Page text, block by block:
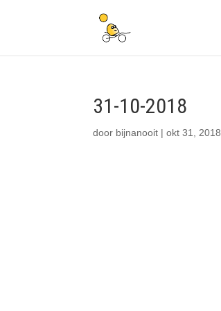
31-10-2018
door bijnanooit |okt 31, 2018